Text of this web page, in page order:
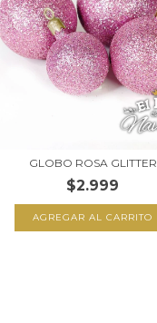
GLOBO ROSA GLITTER
$2.999
AGREGAR AL CARRITO